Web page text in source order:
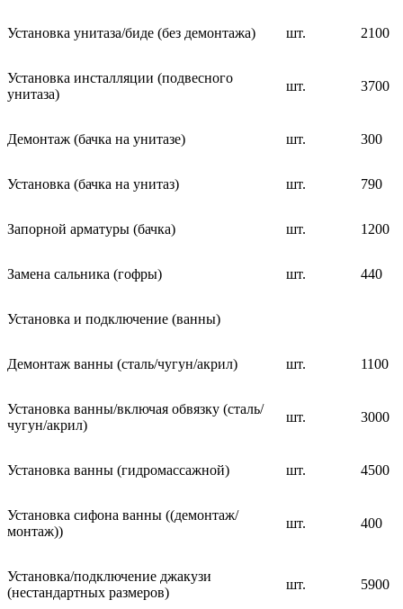
Установка унитаза/биде (без демонтажа) шт. 2100
Установка инсталляции (подвесного
унитаза)
шт. 3700
Демонтаж (бачка на унитазе) шт. 300
Установка (бачка на унитаз) шт. 790
Запорной арматуры (бачка) шт. 1200
Замена сальника (гофры) шт. 440
Установка и подключение (ванны)
Демонтаж ванны (сталь/чугун/акрил) шт. 1100
Установка ванны/включая обвязку (сталь/
чугун/акрил)
шт. 3000
Установка ванны (гидромассажной) шт. 4500
Установка сифона ванны ((демонтаж/
монтаж))
шт. 400
Установка/подключение джакузи
(нестандартных размеров)
шт. 5900